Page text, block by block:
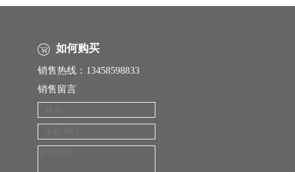
如何购买
销售热线：13458598833
销售留言